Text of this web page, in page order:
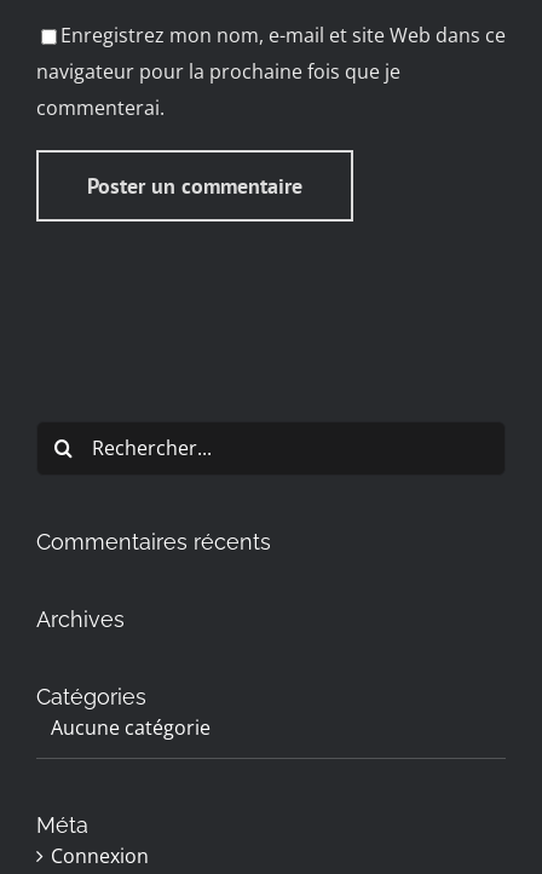
Enregistrez mon nom, e-mail et site Web dans ce
navigateur pour la prochaine fois que je
commenterai.
Rechercher:
Commentaires récents
Archives
Catégories
Aucune catégorie
Méta
Connexion